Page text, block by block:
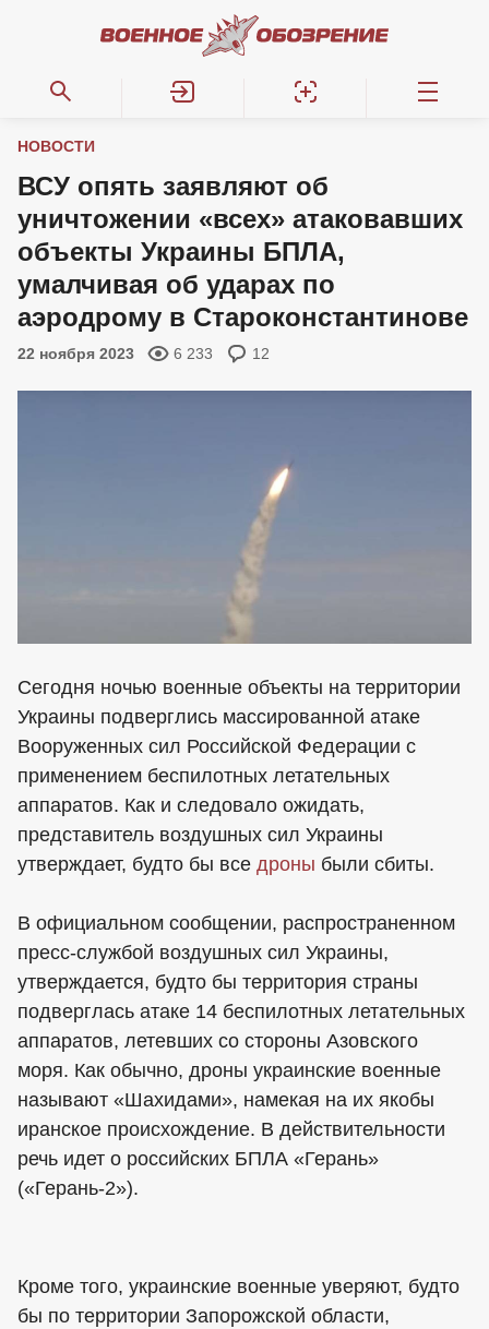
НОВОСТИ
ВСУ опять заявляют об
уничтожении «всех» атаковавших
объекты Украины БПЛА,
умалчивая об ударах по
аэродрому в Староконстантинове
22 ноября 2023 6 233 12
Сегодня ночью военные объекты на территории
Украины подверглись массированной атаке
Вооруженных сил Российской Федерации с
применением беспилотных летательных
аппаратов. Как и следовало ожидать,
представитель воздушных сил Украины
утверждает, будто бы все дроны были сбиты.
В официальном сообщении, распространенном
пресс-службой воздушных сил Украины,
утверждается, будто бы территория страны
подверглась атаке 14 беспилотных летательных
аппаратов, летевших со стороны Азовского
моря. Как обычно, дроны украинские военные
называют «Шахидами», намекая на их якобы
иранское происхождение. В действительности
речь идет о российских БПЛА «Герань»
(«Герань-2»).
Кроме того, украинские военные уверяют, будто
бы по территории Запорожской области,